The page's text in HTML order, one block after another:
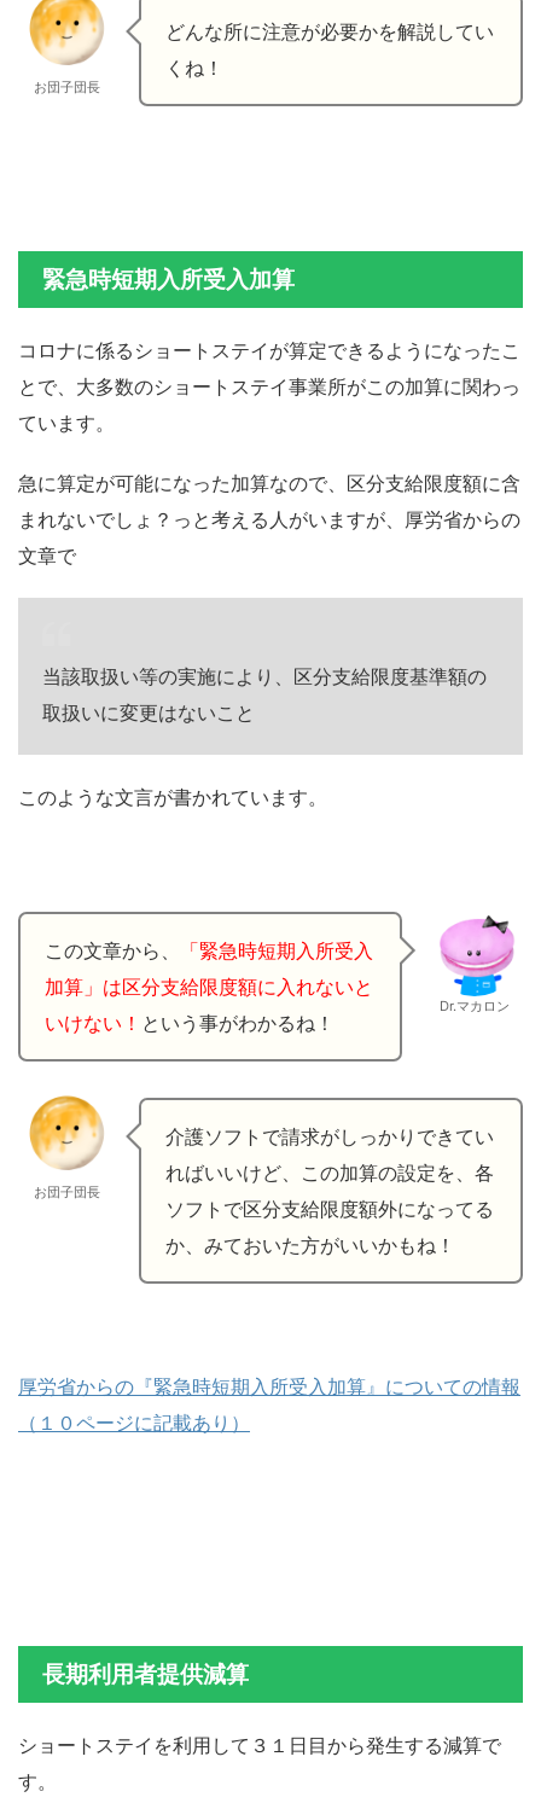
お団子団長
どんな所に注意が必要かを解説してい
くね！
緊急時短期入所受入加算
コロナに係るショートステイが算定できるようになったこ
とで、大多数のショートステイ事業所がこの加算に関わっ
ています。
急に算定が可能になった加算なので、区分支給限度額に含
まれないでしょ？っと考える人がいますが、厚労省からの
文章で
当該取扱い等の実施により、区分支給限度基準額の
取扱いに変更はないこと
このような文言が書かれています。
この文章から、
「緊急時短期入所受入
加算」は区分支給限度額に入れないと
いけない！ という事がわかるね！
Dr.マカロン
お団子団長
介護ソフトで請求がしっかりできてい
ればいいけど、この加算の設定を、各
ソフトで区分支給限度額外になってる
か、みておいた方がいいかもね！
厚労省からの『緊急時短期入所受入加算』についての情報
（１０ページに記載あり）
長期利用者提供減算
ショートステイを利用して３１日目から発生する減算で
す。